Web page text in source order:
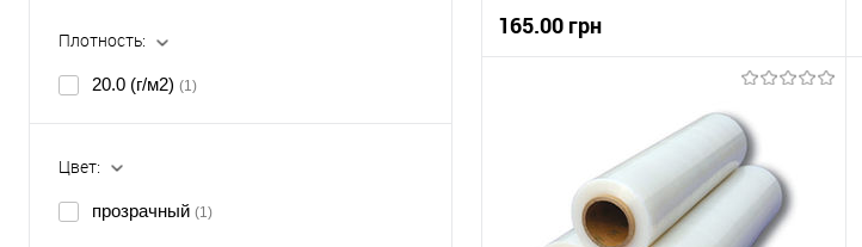
Плотность:
20.0 (г/м2) (1)
Цвет:
прозрачный (1)
165.00 грн
Купити в 1 клік
До порівняння
В вибране
В наявності